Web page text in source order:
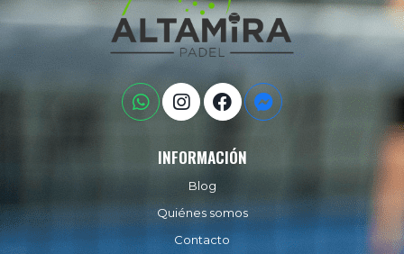
INFORMACIÓN
Blog
Quiénes somos
Contacto